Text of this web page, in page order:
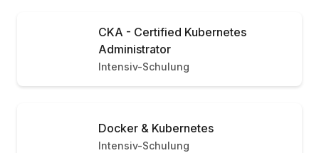
CKA - Certified Kubernetes
Administrator
Intensiv-Schulung
Docker & Kubernetes
Intensiv-Schulung